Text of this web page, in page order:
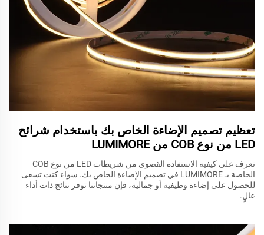
تعظيم تصميم الإضاءة الخاص بك باستخدام شرائح
LED من نوع COB من LUMIMORE
تعرف على كيفية الاستفادة القصوى من شريطات LED من نوع COB
الخاصة بـ LUMIMORE في تصميم الإضاءة الخاص بك. سواء كنت تسعى
للحصول على إضاءة وظيفية أو جمالية، فإن منتجاتنا توفر نتائج ذات أداء
عالٍ.